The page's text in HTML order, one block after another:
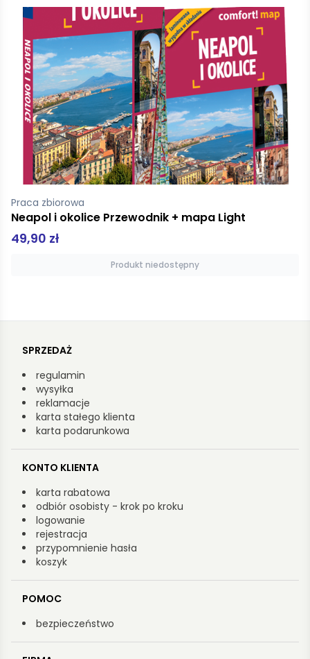
Bzowski Krzysztof
24,95 zł
Dodaj do koszyka
SPRZEDAŻ
regulamin
wysyłka
reklamacje
karta stałego klienta
karta podarunkowa
KONTO KLIENTA
karta rabatowa
odbiór osobisty - krok po kroku
logowanie
rejestracja
przypomnienie hasła
koszyk
POMOC
bezpieczeństwo